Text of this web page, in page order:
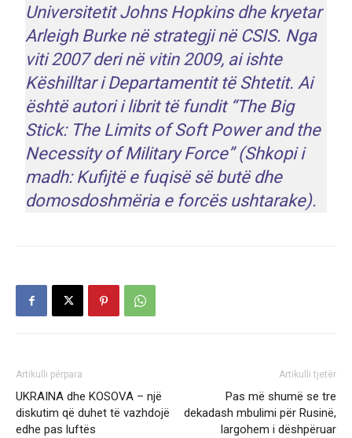
Universitetit Johns Hopkins dhe kryetar
Arleigh Burke në strategji në CSIS. Nga
viti 2007 deri në vitin 2009, ai ishte
Këshilltar i Departamentit të Shtetit. Ai
është autori i librit të fundit “The Big
Stick: The Limits of Soft Power and the
Necessity of Military Force” (Shkopi i
madh: Kufijtë e fuqisë së butë dhe
domosdoshmëria e forcës ushtarake).
Artikulli përpara
UKRAINA dhe KOSOVA – një
diskutim që duhet të vazhdojë
edhe pas luftës
Artikulli tjetër
Pas më shumë se tre
dekadash mbulimi për Rusinë,
largohem i dëshpëruar